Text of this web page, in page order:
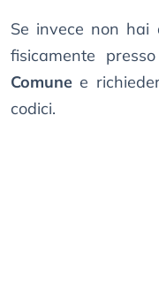
Se invece non hai
fisicamente
Comune e
codici.